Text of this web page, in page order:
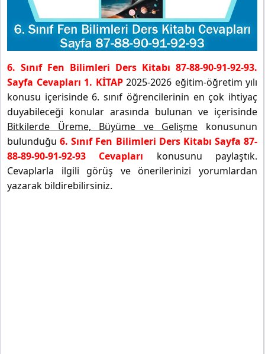
6. Sınıf Fen Bilimleri Ders Kitabı 87-88-90-91-92-93.
Sayfa Cevapları 1. KİTAP2025-2026 eğitim-öğretim yılı
konusu içerisinde 6. sınıf öğrencilerinin en çok ihtiyaç
duyabileceği konular arasında bulunan ve içerisinde
Bitkilerde Üreme, Büyüme ve Gelişme konusunun
bulunduğu6. Sınıf Fen Bilimleri Ders Kitabı Sayfa 87-
88-89-90-91-92-93 Cevapları konusunu paylaştık.
Cevaplarla ilgili görüş ve önerilerinizi yorumlardan
yazarak bildirebilirsiniz.